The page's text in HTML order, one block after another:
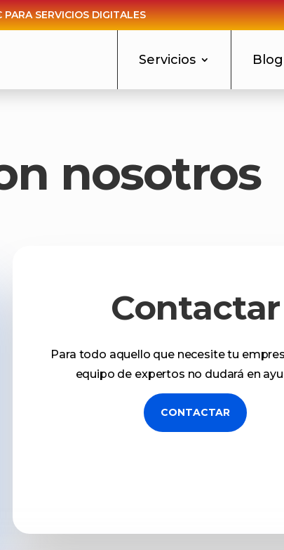
SERVICIOS DIGITALES
Servicios Blog
nosotros
Contactar
Para todo aquello que necesite tu
equipo de expertos no dudará en
CONTACTAR